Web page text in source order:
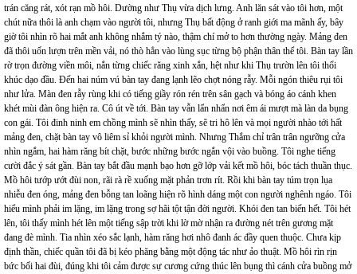
trán căng rát, xót rạn mồ hôi. Dường như Thụ vừa dịch lưng. Anh lăn sát vào tôi hơn, một
chút nữa thôi là anh chạm vào người tôi, nhưng Thụ bất động ở ranh giới ma mãnh ấy, bây
giờ tôi nhìn rõ hai mắt anh không nhắm tý nào, thậm chí mở to hơn thường ngày. Mảng đen
đã thôi uốn lượn trên mền vải, nó thò hẳn vào lùng sục từng bộ phận thân thể tôi. Bàn tay lần
rờ trọn đường viền môi, nắn từng chiếc răng xinh xắn, hệt như khi Thụ trườn lên tôi thổi
khúc dạo đầu. Đến hai núm vú bàn tay đang lạnh lẽo chợt nóng rẫy. Mỗi ngón thiêu rụi tôi
như lửa. Màn đen rẫy rùng khi có tiếng giầy rón rén trên sân gạch và bóng áo cánh khen
khét mùi đàn ông hiện ra. Cô út về tới. Bàn tay vẫn lẩn nhẩn nơi êm ái mượt mà làn da bụng
con gái. Tôi đinh ninh em chồng mình sẽ nhìn thấy, sẽ tri hô lên và mọi người nhào tới hất
mảng đen, chặt bàn tay vô liêm sỉ khỏi người mình. Nhưng Thắm chỉ trân trân ngưỡng cửa
nhìn ngắm, hai hàm răng bít chặt, bước những bước ngắn vội vào buồng. Tôi nghe tiếng
cười đắc ý sát gần. Bàn tay bắt đầu mạnh bạo hơn gỡ lớp vải kết mồ hôi, bóc tách thuần thục.
Mồ hôi tướp ướt đùi non, rãi rà rề xuống mặt phản trơn rít. Rồi khi bàn tay túm trọn lụa
nhiễu đen óng, mảng đen bỗng tan loãng hiện rõ hình dáng một con người nghênh ngáo. Tôi
hiểu mình phải im lặng, im lặng trong sợ hãi tột tận đời người. Khói đen tan biến hết. Tôi hét
lên, tôi thấy mình hét lên một tiếng sập trời khi lờ mờ nhận ra đường nét trên gương mặt
đang đè mình. Tia nhìn xéo sắc lạnh, hàm răng hơi nhô đanh ác đầy quen thuộc. Chưa kịp
định thần, chiếc quần tôi đã bị kéo phăng bằng một động tác như ảo thuật. Mồ hôi rìn rịn
bức bối hai đùi, đúng khi tôi cảm được sự cương cứng thúc lên bụng thì cánh cửa buồng mở